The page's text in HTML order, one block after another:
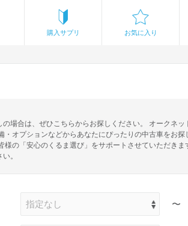
購入サプリ お気に入り
場合は、ぜひこちらからお探しください。 オークネ
オプションなどからあなたにぴったりの中古車をお
の「安心のくるま選び」をサポートさせていただき
。
〜